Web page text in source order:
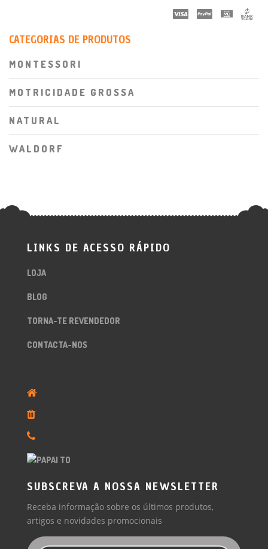
CATEGORIAS DE PRODUTOS
MONTESSORI
MOTRICIDADE GROSSA
NATURAL
WALDORF
LINKS DE ACESSO RÁPIDO
LOJA
BLOG
TORNA-TE REVENDEDOR
CONTACTA-NOS
SUBSCREVA A NOSSA NEWSLETTER
Receba informação sobre os últimos produtos,
artigos e novidades promocionais